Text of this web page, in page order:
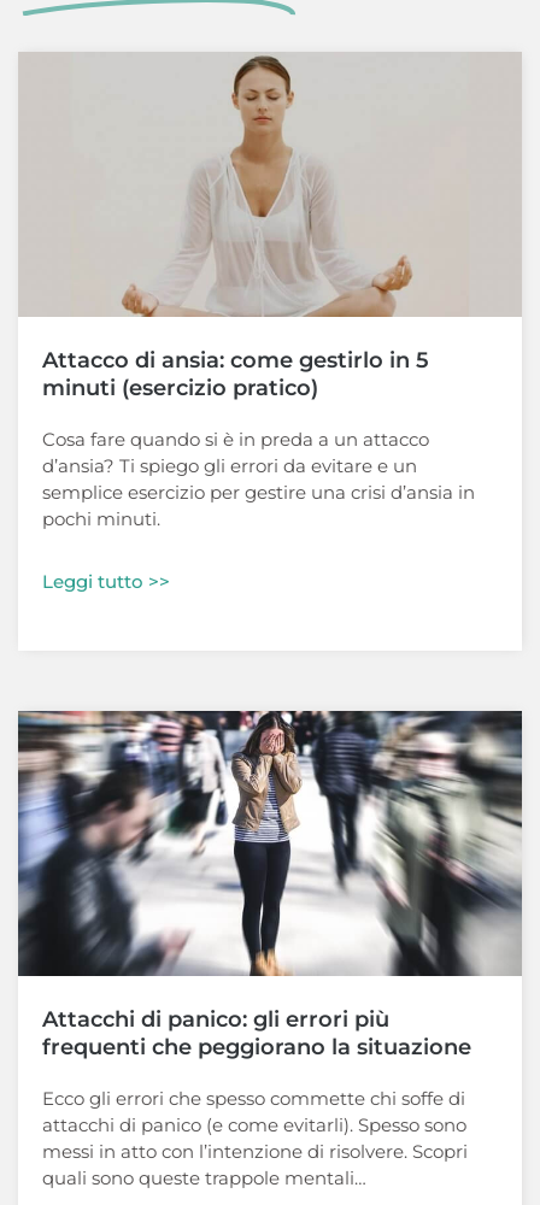
Attacco di ansia: come gestirlo in 5
minuti (esercizio pratico)
Cosa fare quando si è in preda a un attacco
d’ansia? Ti spiego gli errori da evitare e un
semplice esercizio per gestire una crisi d’ansia in
pochi minuti.
Leggi tutto >>
Attacchi di panico: gli errori più
frequenti che peggiorano la situazione
Ecco gli errori che spesso commette chi soffe di
attacchi di panico (e come evitarli). Spesso sono
messi in atto con l’intenzione di risolvere. Scopri
quali sono queste trappole mentali…